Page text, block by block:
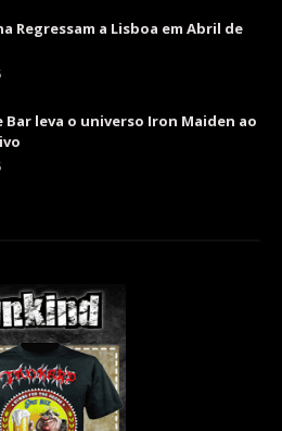
Regressam a Lisboa em Abril de
Bar leva o universo Iron Maiden ao